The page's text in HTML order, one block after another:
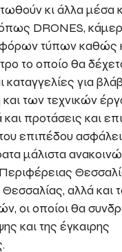
κι άλλα μέσα
DRONES,
τύπων καθώς
το οποίο θα
για
και των τεχνικών
προτάσεις και
επιπέδου
μάλιστα
αλλά και
οι οποίοι θα
και της έγκαιρης